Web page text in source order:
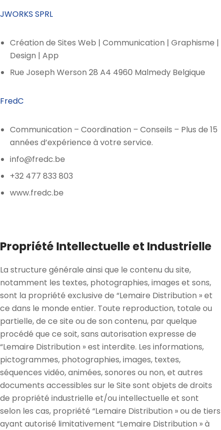
JWORKS SPRL
Création de Sites Web | Communication | Graphisme |
Design | App
Rue Joseph Werson 28 A4 4960 Malmedy Belgique
FredC
Communication – Coordination – Conseils – Plus de 15
années d’expérience à votre service.
info@fredc.be
+32 477 833 803
www.fredc.be
Propriété Intellectuelle et Industrielle
La structure générale ainsi que le contenu du site,
notamment les textes, photographies, images et sons,
sont la propriété exclusive de “Lemaire Distribution » et
ce dans le monde entier. Toute reproduction, totale ou
partielle, de ce site ou de son contenu, par quelque
procédé que ce soit, sans autorisation expresse de
“Lemaire Distribution » est interdite. Les informations,
pictogrammes, photographies, images, textes,
séquences vidéo, animées, sonores ou non, et autres
documents accessibles sur le Site sont objets de droits
de propriété industrielle et/ou intellectuelle et sont
selon les cas, propriété “Lemaire Distribution » ou de tiers
ayant autorisé limitativement “Lemaire Distribution » à